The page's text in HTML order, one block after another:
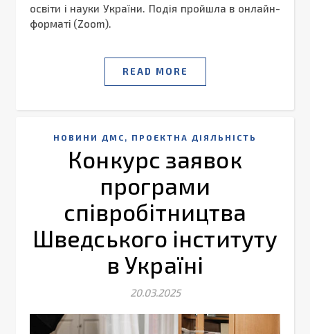
освіти і науки України. Подія пройшла в онлайн-
форматі (Zoom).
READ MORE
НОВИНИ ДМС , ПРОЕКТНА ДІЯЛЬНІСТЬ
Конкурс заявок
програми
співробітництва
Шведського інституту
в Україні
20.03.2025